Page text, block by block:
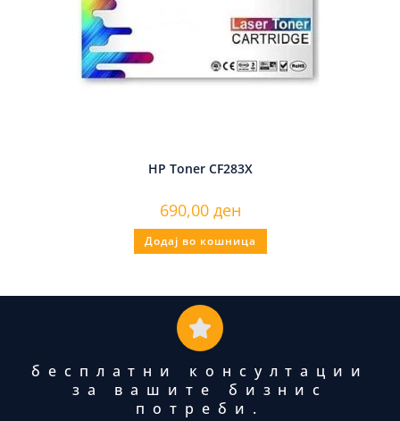
HP Toner CF283X
690,00 ден
Додај во кошница
бесплатни консултации
за вашите бизнис
потреби.